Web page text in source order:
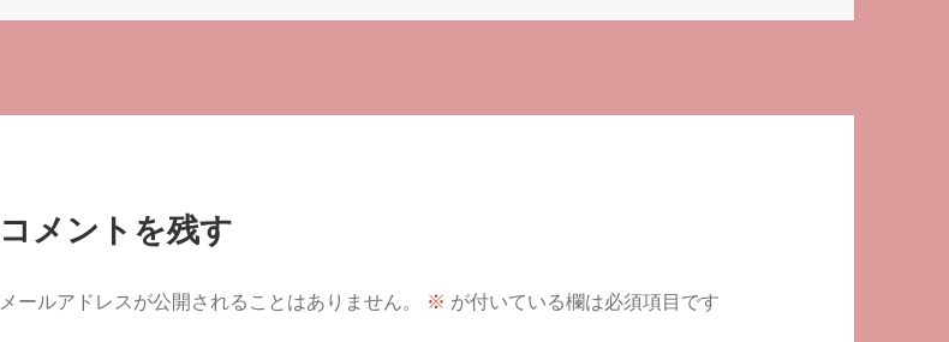
日:
者
ゴ
コメントを残す
メールアドレスが公開されることはありません。 ※ が付いている欄は必須項目です